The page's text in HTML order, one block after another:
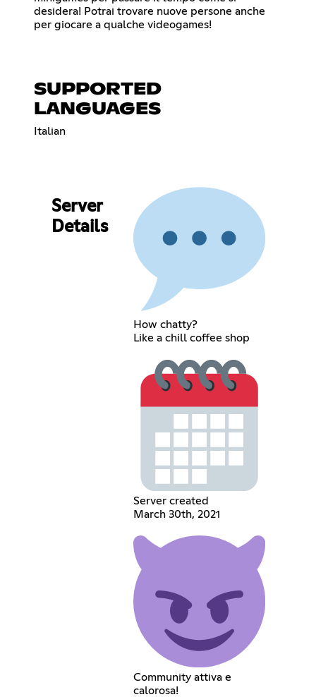
desidera! Potrai trovare nuove persone anche
per giocare a qualche videogames!
SUPPORTED
LANGUAGES
Italian
Server
Details
How chatty?
Like a chill coffee shop
Server created
March 30th, 2021
Community attiva e
calorosa!